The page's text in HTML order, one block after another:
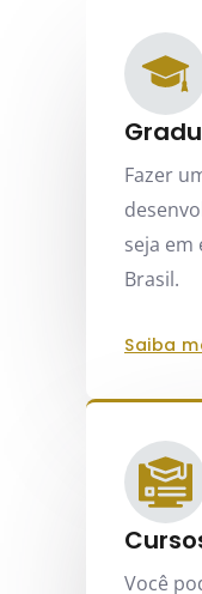
Fazer
seja
Brasil.
saiba
Você